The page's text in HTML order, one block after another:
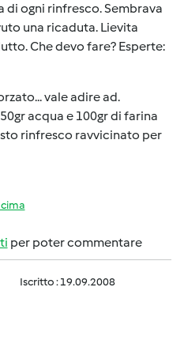
ogni rinfresco. Sembrava
una ricaduta. Lievita
Che devo fare? Esperte:
vale adire ad.
acqua e 100gr di farina
rinfresco ravvicinato per
cima
per poter commentare
Iscritto : 19.09.2008